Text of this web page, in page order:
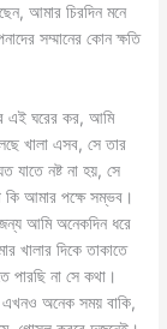
আমার চিরদিন মনে
সম্মানের কোন ক্ষতি
এই ঘরের কর, আমি
খালা এসব, সে তার
যাতে নষ্ট না হয়, সে
আমার পক্ষে সম্ভব।
আমি অনেকদিন ধরে
খালার দিকে তাকাতে
না সে কথা।
অনেক সময় বাকি,